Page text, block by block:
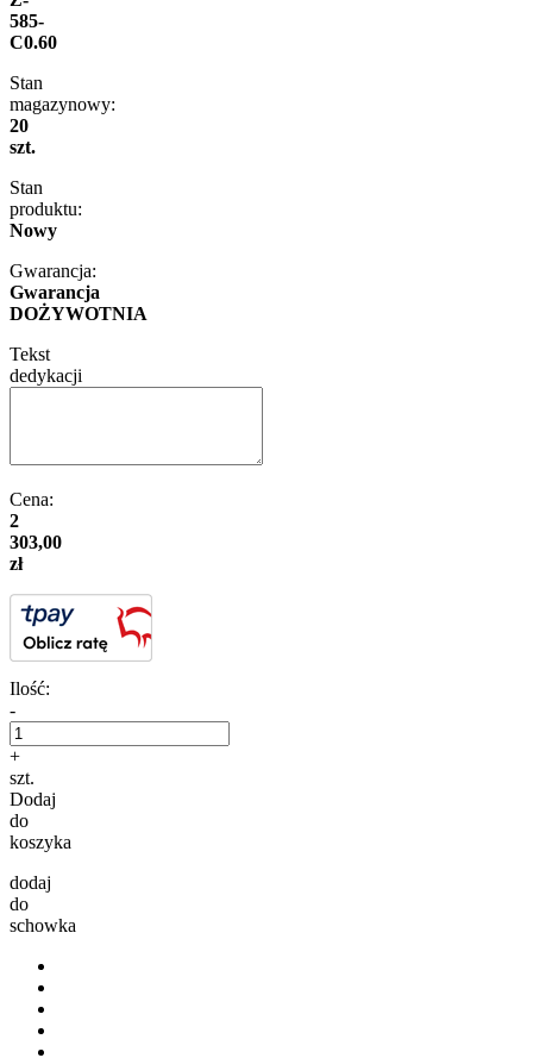
585-
C0.60
Stan
magazynowy:
20
szt.
Stan
produktu:
Nowy
Gwarancja:
Gwarancja
DOŻYWOTNIA
Tekst
dedykacji
Cena:
2
303,00
zł
Ilość:
-
+
szt.
Dodaj
do
koszyka
dodaj
do
schowka